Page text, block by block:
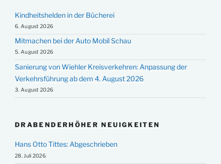
Kindheitshelden in der Bücherei
6. August 2026
Mitmachen bei der Auto Mobil Schau
5. August 2026
Sanierung von Wiehler Kreisverkehren: Anpassung der
Verkehrsführung ab dem 4. August 2026
3. August 2026
DRABENDERHÖHER NEUIGKEITEN
Hans Otto Tittes: Abgeschrieben
28. Juli 2026